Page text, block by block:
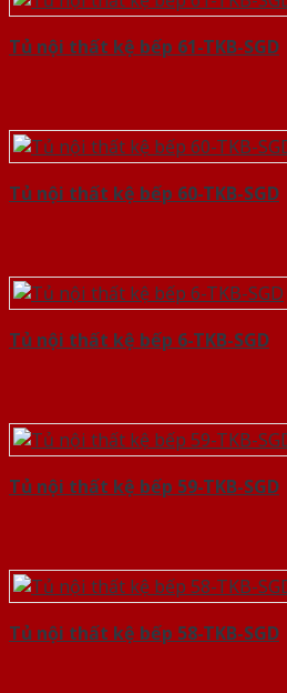
Tủ nội thất kệ bếp 61-TKB-SGD
Tủ nội thất kệ bếp 60-TKB-SGD
Tủ nội thất kệ bếp 6-TKB-SGD
Tủ nội thất kệ bếp 59-TKB-SGD
Tủ nội thất kệ bếp 58-TKB-SGD